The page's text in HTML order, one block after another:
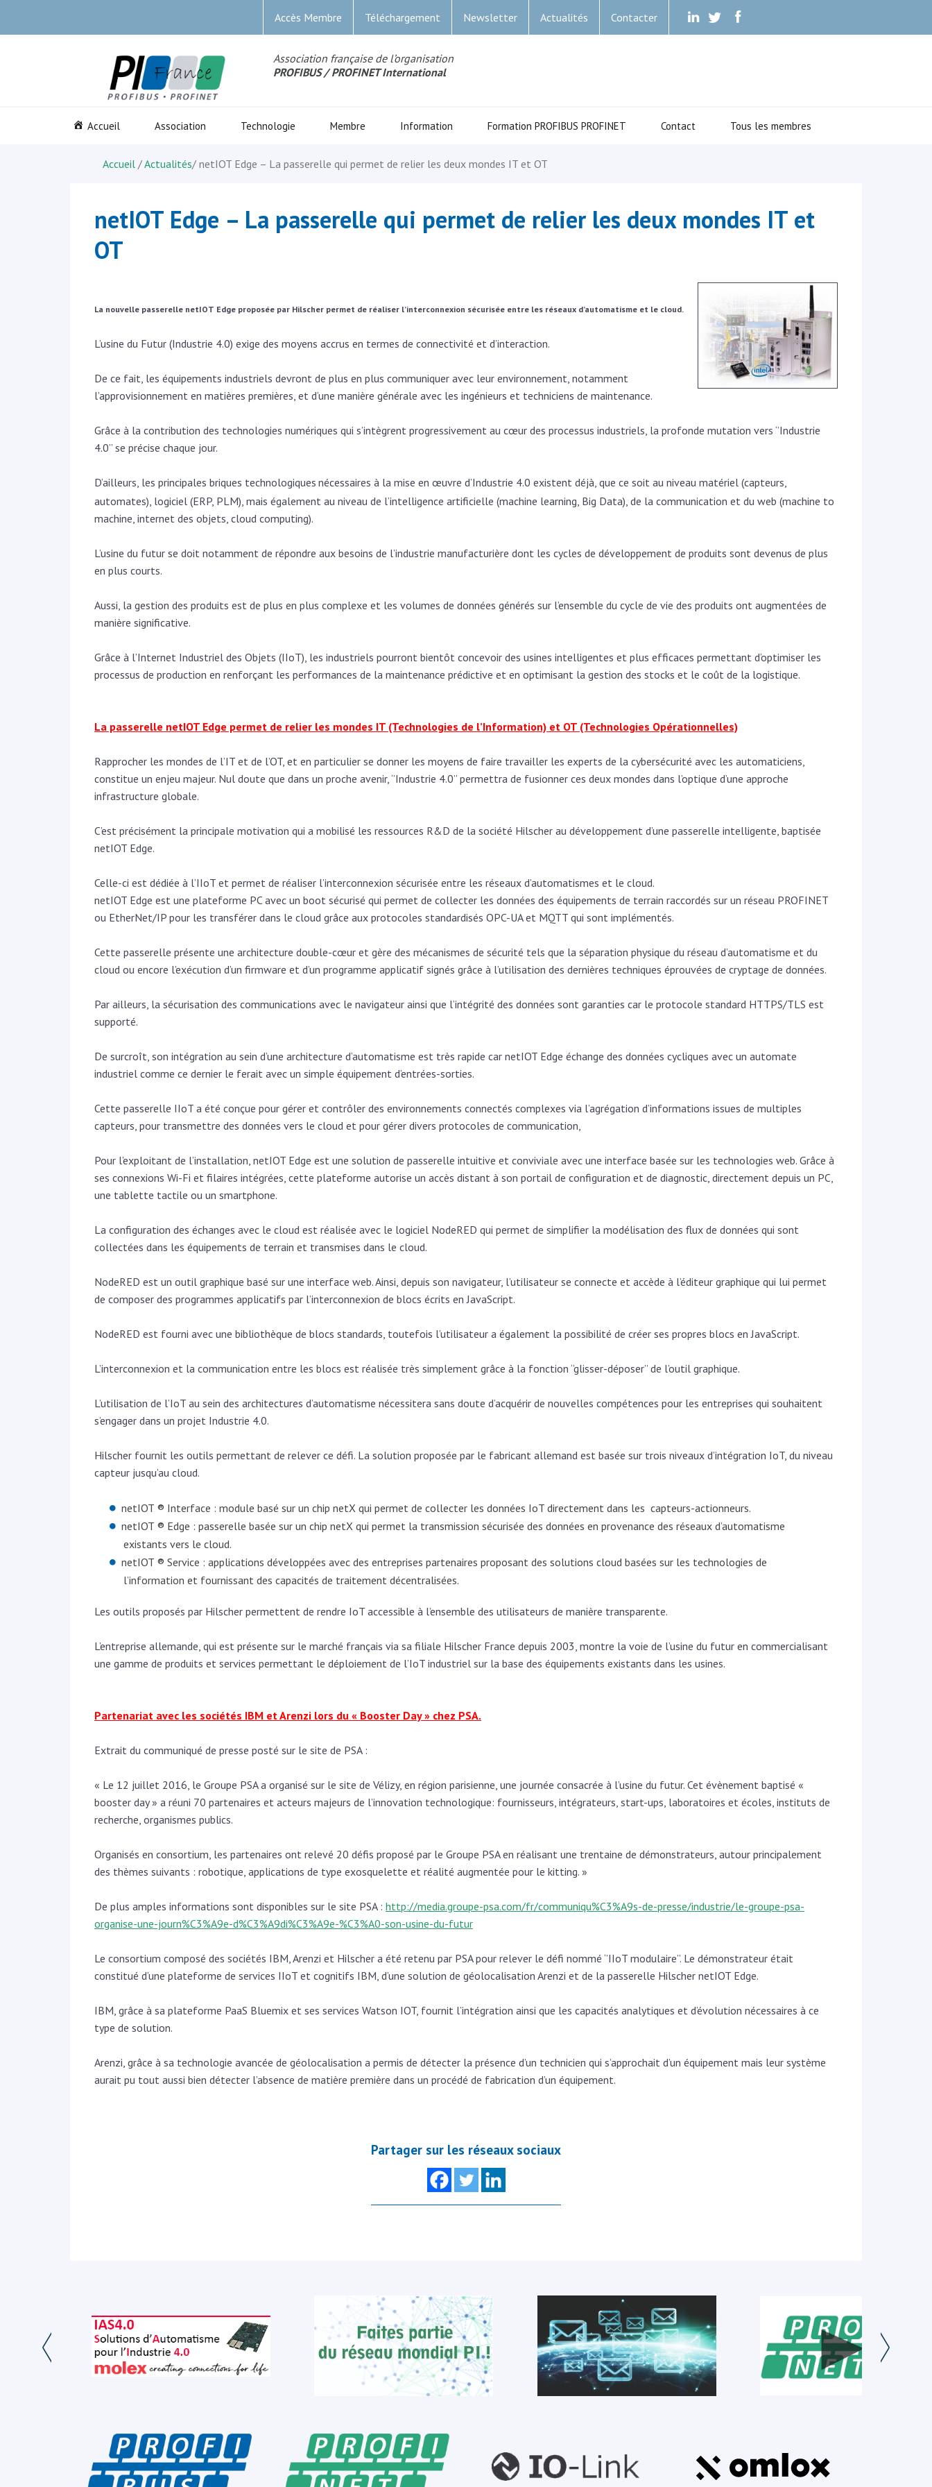
Accès Membre Téléchargement Newsletter Actualités Contacter . . .
Association française de l’organisation
PROFIBUS / PROFINET International
Accueil Association Technologie Membre Information Formation PROFIBUS PROFINET Contact Tous les membres
Accueil /Actualités/ netIOT Edge – La passerelle qui permet de relier les deux mondes IT et OT
netIOT Edge – La passerelle qui permet de relier les deux mondes IT et
OT
La nouvelle passerelle netIOT Edge proposée par Hilscher permet de réaliser l’interconnexion sécurisée entre les réseaux d’automatisme et le cloud.
L’usine du Futur (Industrie 4.0) exige des moyens accrus en termes de connectivité et d’interaction.
De ce fait, les équipements industriels devront de plus en plus communiquer avec leur environnement, notamment
l’approvisionnement en matières premières, et d’une manière générale avec les ingénieurs et techniciens de maintenance.
Grâce à la contribution des technologies numériques qui s’intègrent progressivement au cœur des processus industriels, la profonde mutation vers ‘’Industrie
4.0’’ se précise chaque jour.
D’ailleurs, les principales briques technologiques nécessaires à la mise en œuvre d’Industrie 4.0 existent déjà, que ce soit au niveau matériel (capteurs,
automates), logiciel (ERP, PLM), mais également au niveau de l’intelligence artificielle (machine learning, Big Data), de la communication et du web (machine to
machine, internet des objets, cloud computing).
L’usine du futur se doit notamment de répondre aux besoins de l’industrie manufacturière dont les cycles de développement de produits sont devenus de plus
en plus courts.
Aussi, la gestion des produits est de plus en plus complexe et les volumes de données générés sur l’ensemble du cycle de vie des produits ont augmentées de
manière significative.
Grâce à l’Internet Industriel des Objets (IIoT), les industriels pourront bientôt concevoir des usines intelligentes et plus efficaces permettant d’optimiser les
processus de production en renforçant les performances de la maintenance prédictive et en optimisant la gestion des stocks et le coût de la logistique.
La passerelle netIOT Edge permet de relier les mondes IT (Technologies de l’Information) et OT (Technologies Opérationnelles)
Rapprocher les mondes de l’IT et de l’OT, et en particulier se donner les moyens de faire travailler les experts de la cybersécurité avec les automaticiens,
constitue un enjeu majeur. Nul doute que dans un proche avenir, ‘’Industrie 4.0’’ permettra de fusionner ces deux mondes dans l’optique d’une approche
infrastructure globale.
C’est précisément la principale motivation qui a mobilisé les ressources R&D de la société Hilscher au développement d’une passerelle intelligente, baptisée
netIOT Edge.
Celle-ci est dédiée à l’IIoT et permet de réaliser l’interconnexion sécurisée entre les réseaux d’automatismes et le cloud.
netIOT Edge est une plateforme PC avec un boot sécurisé qui permet de collecter les données des équipements de terrain raccordés sur un réseau PROFINET
ou EtherNet/IP pour les transférer dans le cloud grâce aux protocoles standardisés OPC-UA et MQTT qui sont implémentés.
Cette passerelle présente une architecture double-cœur et gère des mécanismes de sécurité tels que la séparation physique du réseau d’automatisme et du
cloud ou encore l’exécution d’un firmware et d’un programme applicatif signés grâce à l’utilisation des dernières techniques éprouvées de cryptage de données.
Par ailleurs, la sécurisation des communications avec le navigateur ainsi que l’intégrité des données sont garanties car le protocole standard HTTPS/TLS est
supporté.
De surcroît, son intégration au sein d’une architecture d’automatisme est très rapide car netIOT Edge échange des données cycliques avec un automate
industriel comme ce dernier le ferait avec un simple équipement d’entrées-sorties.
Cette passerelle IIoT a été conçue pour gérer et contrôler des environnements connectés complexes via l’agrégation d’informations issues de multiples
capteurs, pour transmettre des données vers le cloud et pour gérer divers protocoles de communication,
Pour l’exploitant de l’installation, netIOT Edge est une solution de passerelle intuitive et conviviale avec une interface basée sur les technologies web. Grâce à
ses connexions Wi-Fi et filaires intégrées, cette plateforme autorise un accès distant à son portail de configuration et de diagnostic, directement depuis un PC,
une tablette tactile ou un smartphone.
La configuration des échanges avec le cloud est réalisée avec le logiciel NodeRED qui permet de simplifier la modélisation des flux de données qui sont
collectées dans les équipements de terrain et transmises dans le cloud.
NodeRED est un outil graphique basé sur une interface web. Ainsi, depuis son navigateur, l’utilisateur se connecte et accède à l’éditeur graphique qui lui permet
de composer des programmes applicatifs par l’interconnexion de blocs écrits en JavaScript.
NodeRED est fourni avec une bibliothèque de blocs standards, toutefois l’utilisateur a également la possibilité de créer ses propres blocs en JavaScript.
L’interconnexion et la communication entre les blocs est réalisée très simplement grâce à la fonction ‘’glisser-déposer’’ de l’outil graphique.
L’utilisation de l’IoT au sein des architectures d’automatisme nécessitera sans doute d’acquérir de nouvelles compétences pour les entreprises qui souhaitent
s’engager dans un projet Industrie 4.0.
Hilscher fournit les outils permettant de relever ce défi. La solution proposée par le fabricant allemand est basée sur trois niveaux d’intégration IoT, du niveau
capteur jusqu’au cloud.
netIOT ® Interface : module basé sur un chip netX qui permet de collecter les données IoT directement dans les capteurs-actionneurs.
netIOT ® Edge : passerelle basée sur un chip netX qui permet la transmission sécurisée des données en provenance des réseaux d’automatisme
existants vers le cloud.
netIOT ® Service : applications développées avec des entreprises partenaires proposant des solutions cloud basées sur les technologies de
l’information et fournissant des capacités de traitement décentralisées.
Les outils proposés par Hilscher permettent de rendre IoT accessible à l’ensemble des utilisateurs de manière transparente.
L’entreprise allemande, qui est présente sur le marché français via sa filiale Hilscher France depuis 2003, montre la voie de l’usine du futur en commercialisant
une gamme de produits et services permettant le déploiement de l’IoT industriel sur la base des équipements existants dans les usines.
Partenariat avec les sociétés IBM et Arenzi lors du « Booster Day » chez PSA.
Extrait du communiqué de presse posté sur le site de PSA :
« Le 12 juillet 2016, le Groupe PSA a organisé sur le site de Vélizy, en région parisienne, une journée consacrée à l’usine du futur. Cet évènement baptisé «
booster day » a réuni 70 partenaires et acteurs majeurs de l’innovation technologique: fournisseurs, intégrateurs, start-ups, laboratoires et écoles, instituts de
recherche, organismes publics.
Organisés en consortium, les partenaires ont relevé 20 défis proposé par le Groupe PSA en réalisant une trentaine de démonstrateurs, autour principalement
des thèmes suivants : robotique, applications de type exosquelette et réalité augmentée pour le kitting. »
De plus amples informations sont disponibles sur le site PSA : http://media.groupe-psa.com/fr/communiqu%C3%A9s-de-presse/industrie/le-groupe-psa-
organise-une-journ%C3%A9e-d%C3%A9di%C3%A9e-%C3%A0-son-usine-du-futur
Le consortium composé des sociétés IBM, Arenzi et Hilscher a été retenu par PSA pour relever le défi nommé ‘’IIoT modulaire’’. Le démonstrateur était
constitué d’une plateforme de services IIoT et cognitifs IBM, d’une solution de géolocalisation Arenzi et de la passerelle Hilscher netIOT Edge.
IBM, grâce à sa plateforme PaaS Bluemix et ses services Watson IOT, fournit l’intégration ainsi que les capacités analytiques et d’évolution nécessaires à ce
type de solution.
Arenzi, grâce à sa technologie avancée de géolocalisation a permis de détecter la présence d’un technicien qui s’approchait d’un équipement mais leur système
aurait pu tout aussi bien détecter l’absence de matière première dans un procédé de fabrication d’un équipement.
Partager sur les réseaux sociaux